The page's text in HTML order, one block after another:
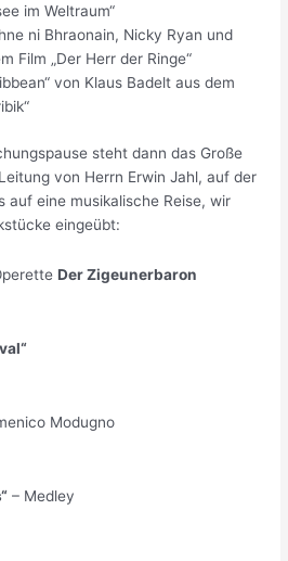
im Weltraum“
ni Bhraonain, Nicky Ryan und
Film „Der Herr der Ringe“
von Klaus Badelt aus dem
steht dann das Große
von Herrn Erwin Jahl, auf der
auf eine musikalische Reise, wir
eingeübt:
Der Zigeunerbaron
Modugno
– Medley